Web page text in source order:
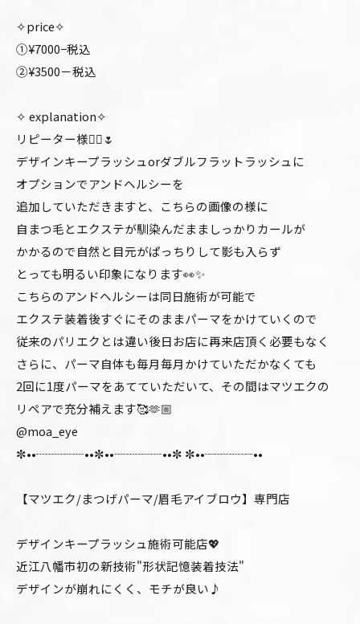
✧price✧
①¥7000−税込
②¥3500－税込
✧ explanation✧
リピーター様🙂‍↕️🌷
デザインキープラッシュorダブルフラットラッシュに
オプションでアンドヘルシーを
追加していただきますと、こちらの画像の様に
自まつ毛とエクステが馴染んだまましっかりカールが
かかるので自然と目元がぱっちりして影も入らず
とっても明るい印象になります👀✨
こちらのアンドヘルシーは同日施術が可能で
エクステ装着後すぐにそのままパーマをかけていくので
従来のパリエクとは違い後日お店に再来店頂く必要もなく
さらに、パーマ自体も毎月毎月かけていただかなくても
2回に1度パーマをあてていただいて、その間はマツエクの
リペアで充分補えます🥰🫶🏼
@moa_eye
✼••┈┈┈┈••✼••┈┈┈┈••✼ ✼••┈┈┈┈••
【マツエク/まつげパーマ/眉毛アイブロウ】専門店
デザインキープラッシュ施術可能店💖
近江八幡市初の新技術"形状記憶装着技法"
デザインが崩れにくく、モチが良い♪